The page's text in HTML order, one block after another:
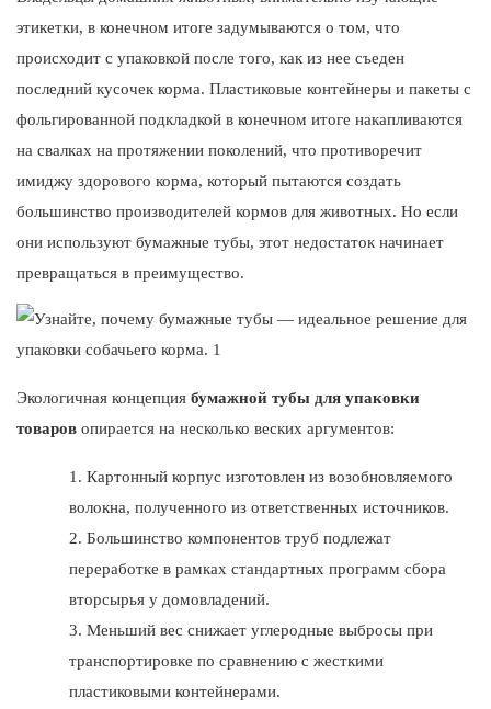
этикетки, в конечном итоге задумываются о том, что
происходит с упаковкой после того, как из нее съеден
последний кусочек корма. Пластиковые контейнеры и пакеты с
фольгированной подкладкой в ​​конечном итоге накапливаются
на свалках на протяжении поколений, что противоречит
имиджу здорового корма, который пытаются создать
большинство производителей кормов для животных. Но если
они используют бумажные тубы, этот недостаток начинает
превращаться в преимущество.
Экологичная концепция бумажной тубы для упаковки
товаров опирается на несколько веских аргументов:
1. Картонный корпус изготовлен из возобновляемого
волокна, полученного из ответственных источников.
2. Большинство компонентов труб подлежат
переработке в рамках стандартных программ сбора
вторсырья у домовладений.
3. Меньший вес снижает углеродные выбросы при
транспортировке по сравнению с жесткими
пластиковыми контейнерами.